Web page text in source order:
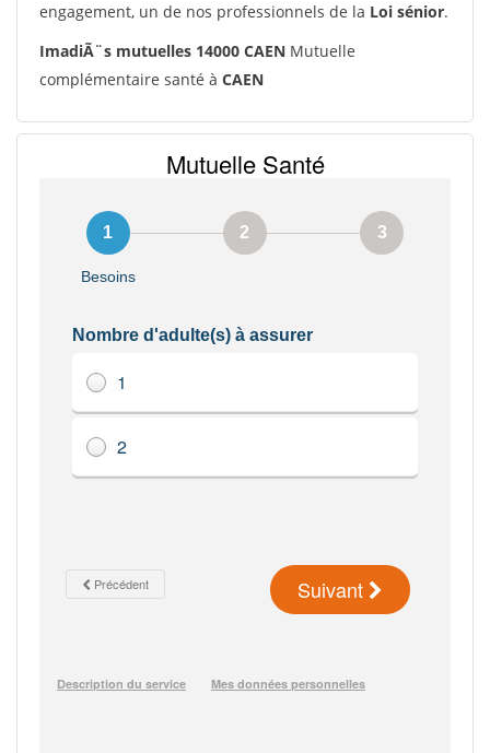
engagement, un de nos professionnels de la Loi sénior.
ImadiÃ¨s mutuelles 14000 CAEN Mutuelle
complémentaire santé à CAEN